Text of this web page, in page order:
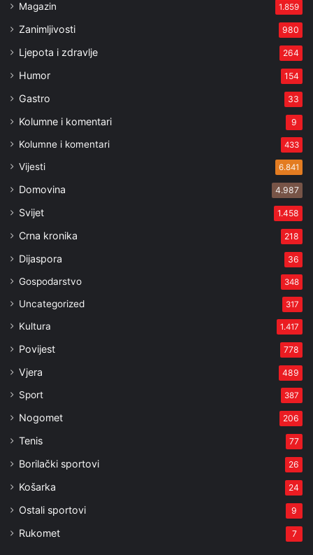
Magazin 1.859
Zanimljivosti 980
Ljepota i zdravlje 264
Humor 154
Gastro 33
Kolumne i komentari 9
Kolumne i komentari 433
Vijesti 6.841
Domovina 4.987
Svijet 1.458
Crna kronika 218
Dijaspora 36
Gospodarstvo 348
Uncategorized 317
Kultura 1.417
Povijest 778
Vjera 489
Sport 387
Nogomet 206
Tenis 77
Borilački sportovi 26
Košarka 24
Ostali sportovi 9
Rukomet 7